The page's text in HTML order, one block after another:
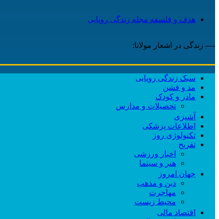
هدف و فلسفه مجله زندگی رویایی
---- زندگی در اشعار مولانا:
سبک زندگی رویایی
مد و فشن
مادر و کودک
تحصیلات و مدارس
آشپزی
اطلاعات پزشکی
تکنولوژی روز
تفریح
اخبار ورزشی
هنر و سینما
جهان امروز
دین و مذهب
مهاجرت
محیط زیست
اقتصاد مالی